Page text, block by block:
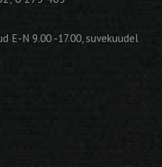
E-N 9.00 -17.00, suvekuudel